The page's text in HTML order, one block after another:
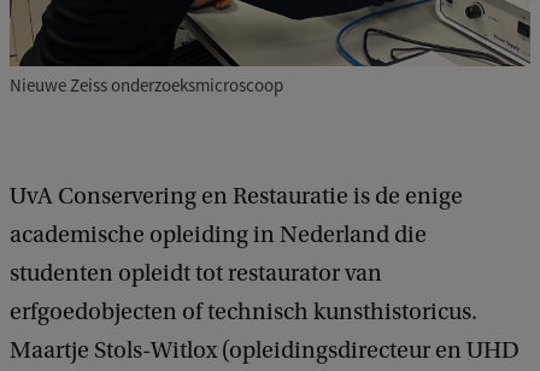
Nieuwe Zeiss onderzoeksmicroscoop
UvA Conservering en Restauratie is de enige
academische opleiding in Nederland die
studenten opleidt tot restaurator van
erfgoedobjecten of technisch kunsthistoricus.
Maartje Stols-Witlox (opleidingsdirecteur en UHD